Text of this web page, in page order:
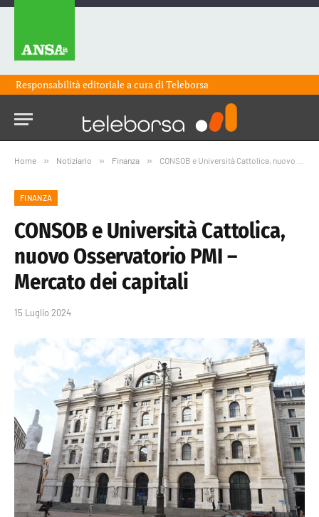
Responsabilità editoriale a cura diTeleborsa
Home » Notiziario » Finanza » CONSOB e Università Cattolica, nuovo Osservatorio PMI – Mercato dei capitali
FINANZA
CONSOB e Università Cattolica,
nuovo Osservatorio PMI –
Mercato dei capitali
15 Luglio 2024